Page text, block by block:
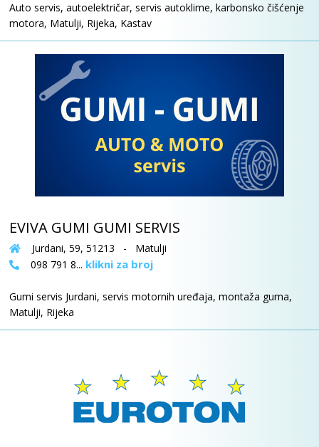
Auto servis, autoelektričar, servis autoklime, karbonsko čišćenje
motora, Matulji, Rijeka, Kastav
EVIVA GUMI GUMI SERVIS
Jurdani, 59, 51213 - Matulji
098 791 8... klikni za broj
Gumi servis Jurdani, servis motornih uređaja, montaža guma,
Matulji, Rijeka